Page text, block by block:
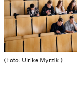
(Foto: Ulrike Myrzik )